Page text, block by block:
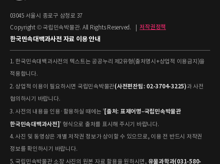
03045 서울시 종로구 삼청로 37
Copyright © 국립민속박물관. All Rights Reserved.
저작권정책
한국민속대백과사전 자료 이용 안내
1. 한국민속대백과사전의 텍스트는 공공누리 제2유형(출처명시+상업적 이용금지)을
적용합니다.
2. 상업적 이용이 필요하시면 국립민속박물관(사전편찬팀: 02-3704-3225)과 사전
협의하시기 바랍니다.
3. 사전의 내용을 인용·활용하실 때에는 '[출처: 표제어명–국립민속박물관
한국민속대백과사전]' 형식으로 출처를 표시해 주시기 바랍니다.
4. 사진 및 동영상은 개별 저작권 정보가 상이할 수 있으므로, 이용 전 반드시 저작권
정보를 확인하시기 바랍니다.
5. 국립민속박물관 소장 사진의 원본 자료 활용을 원하시면, 유물과학과(031-580-